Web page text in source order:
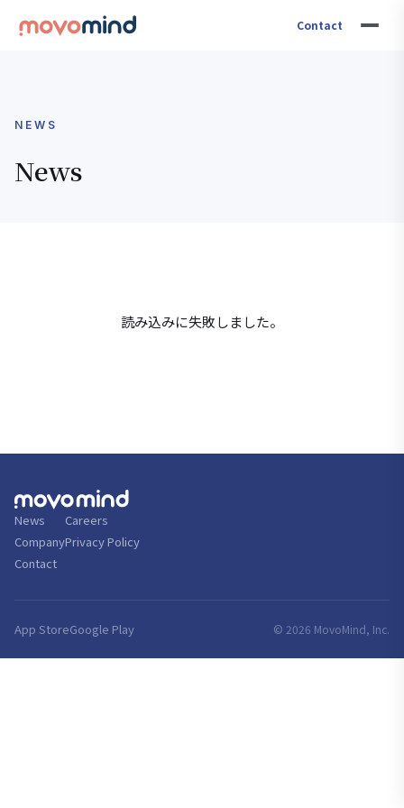
Contact
NEWS
News
読み込みに失敗しました。
News
Company
Contact
Careers
Privacy Policy
App StoreGoogle Play © 2026 MovoMind, Inc.